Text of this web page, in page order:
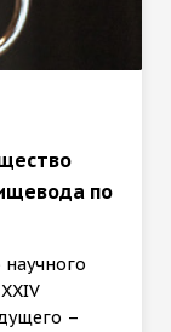
по
научного
–